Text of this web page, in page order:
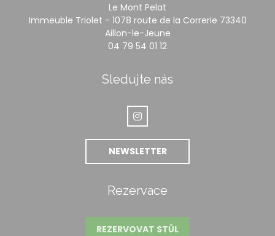
Le Mont Pelat
Immeuble Triolet - 1078 route de la Correrie 73340
Aillon-le-Jeune((otevře se v novém
04 79 54 01 12
Sledujte nás
Instagram ((otevře se v
NEWSLETTER
Rezervace
REZERVOVAT STŮL